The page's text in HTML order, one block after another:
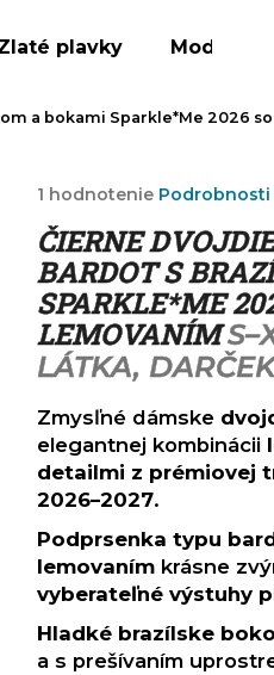
plavky Modré
a bokami Sparkle*Me 2026
Priemerné
produktu
je
5,0
z
5
hviezdičiek.
1 hodnotenie
ČIERNE
BARDOT S
SPARKLE*ME
LEMOVANÍM
LÁTKA,
Zmysľné dámske
elegantnej kombinácii
detailmi z prémiovej
2026–2027.
Podprsenka typu
lemovaním krásne
vyberateľné výstuhy
Hladké brazílske
a s prešívaním